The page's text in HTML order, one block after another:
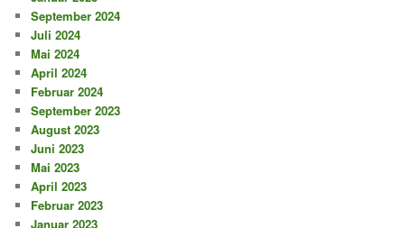
September 2024
Juli 2024
Mai 2024
April 2024
Februar 2024
September 2023
August 2023
Juni 2023
Mai 2023
April 2023
Februar 2023
Januar 2023